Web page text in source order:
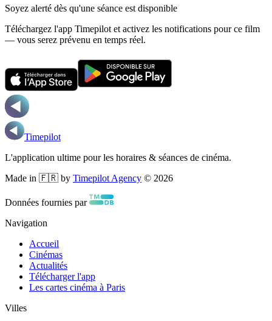
Soyez alerté dès qu'une séance est disponible
Téléchargez l'app Timepilot et activez les notifications pour ce film
— vous serez prévenu en temps réel.
Timepilot
L'application ultime pour les horaires & séances de cinéma.
Made in 🇫🇷 by Timepilot Agency © 2026
Données fournies par
Navigation
Accueil
Cinémas
Actualités
Télécharger l'app
Les cartes cinéma à Paris
Villes